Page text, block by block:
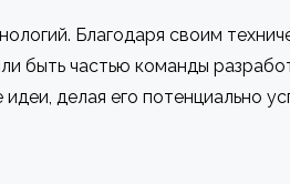
Благодаря своим
быть частью команды
делая его потенциально